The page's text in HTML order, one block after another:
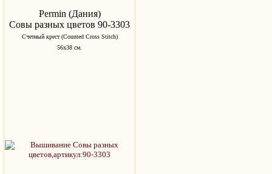
Permin (Дания)
Совы разных цветов 90-3303
Счетный крест (Counted Cross Stitch)
56х38 см.